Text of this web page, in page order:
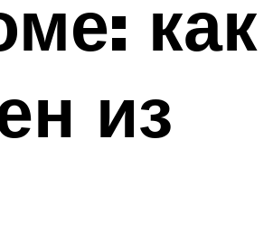
как
из